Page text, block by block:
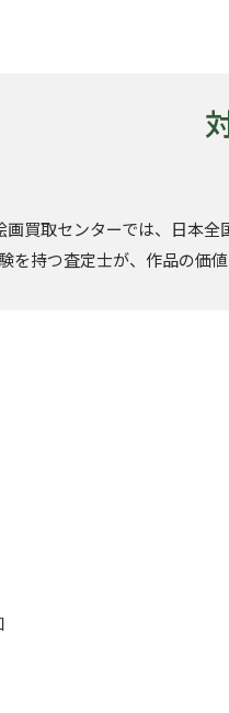
画買取センターでは、日本全
を持つ査定士が、作品の価